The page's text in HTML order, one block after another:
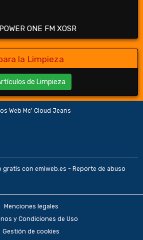
ONE FM XOSR
de Limpieza
Web Mc' Cloud Jeans
gratis con emiweb.es - Reporte de abuso
Menciones legales
y Condiciones de Uso
Gestión de cookies